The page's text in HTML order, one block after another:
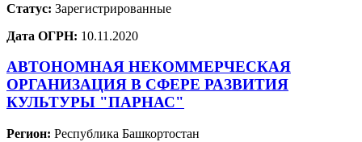
Статус: Зарегистрированные
Дата ОГРН: 10.11.2020
АВТОНОМНАЯ НЕКОММЕРЧЕСКАЯ
ОРГАНИЗАЦИЯ В СФЕРЕ РАЗВИТИЯ
КУЛЬТУРЫ "ПАРНАС"
Регион: Республика Башкортостан